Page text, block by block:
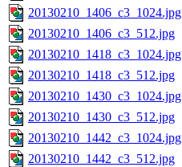
20130210_1406_c3_1024.jpg
20130210_1406_c3_512.jpg
20130210_1418_c3_1024.jpg
20130210_1418_c3_512.jpg
20130210_1430_c3_1024.jpg
20130210_1430_c3_512.jpg
20130210_1442_c3_1024.jpg
20130210_1442_c3_512.jpg